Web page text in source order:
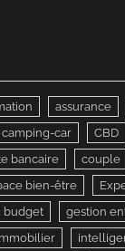
cher
?
assurance
camping-car CBD
bancaire couple
bien-être
budget
gestion